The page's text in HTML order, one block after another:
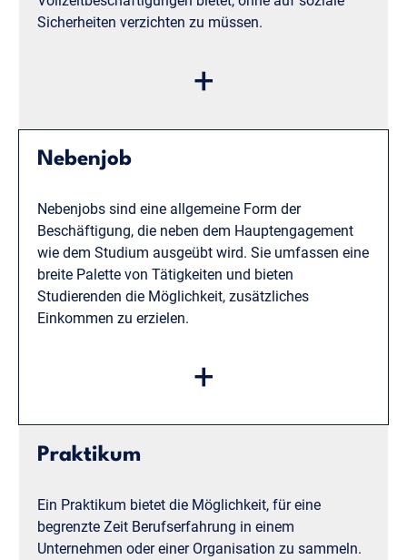
Sicherheiten verzichten zu müssen.
Kommunikationswissenschaftsstudent arbeitet in
Unternehmens, verbessert seine Fähigkeiten im
Bereich der Medienkommunikation und profitiert
von einem regelmäßigen Einkommen mit sozialer
+
Nebenjob
Nebenjobs sind eine allgemeine Form der
Beschäftigung, die neben dem Hauptengagement
wie dem Studium ausgeübt wird. Sie umfassen eine
breite Palette von Tätigkeiten und bieten
Studierenden die Möglichkeit, zusätzliches
Einkommen zu erzielen.
Gitarrenstunden, um sein Studium zu finanzieren
sammeln.
+
Praktikum
Ein Praktikum bietet die Möglichkeit, für eine
begrenzte Zeit Berufserfahrung in einem
Unternehmen oder einer Organisation zu sammeln.